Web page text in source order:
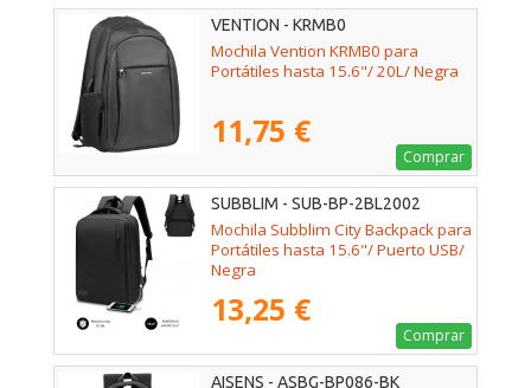
VENTION - KRMB0
Mochila Vention KRMB0 para
Portátiles hasta 15.6"/ 20L/ Negra
11,75 €
Comprar
SUBBLIM - SUB-BP-2BL2002
Mochila Subblim City Backpack para
Portátiles hasta 15.6"/ Puerto USB/
Negra
13,25 €
Comprar
AISENS - ASBG-BP086-BK